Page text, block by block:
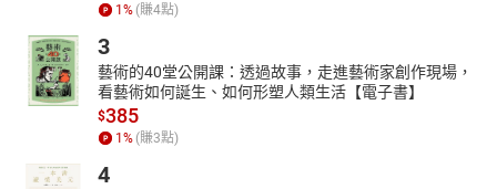
1 % (賺4點)
3
藝術的40堂公開課：透過故事，走進藝術家創作現場，
看藝術如何誕生、如何形塑人類生活【電子書】
$385
1 % (賺3點)
4